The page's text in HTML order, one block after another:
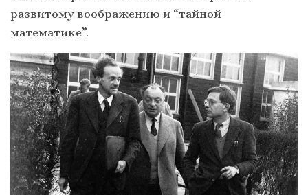
развитому воображению и “тайной
математике”.